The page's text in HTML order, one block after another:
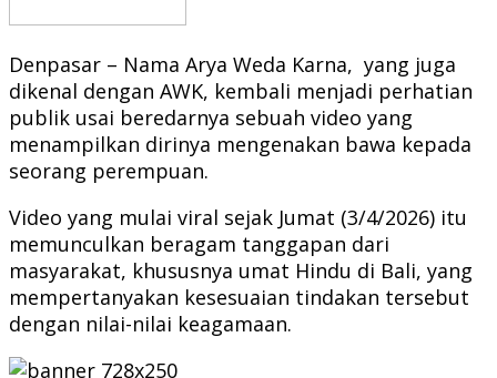
Denpasar – Nama Arya Weda Karna, yang juga
dikenal dengan AWK, kembali menjadi perhatian
publik usai beredarnya sebuah video yang
menampilkan dirinya mengenakan bawa kepada
seorang perempuan.
Video yang mulai viral sejak Jumat (3/4/2026) itu
memunculkan beragam tanggapan dari
masyarakat, khususnya umat Hindu di Bali, yang
mempertanyakan kesesuaian tindakan tersebut
dengan nilai-nilai keagamaan.